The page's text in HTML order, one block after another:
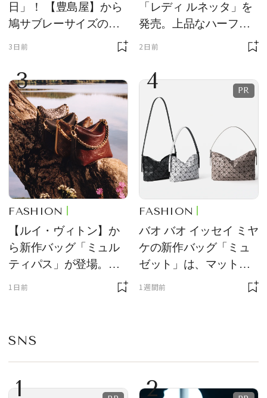
日」！ 【豊島屋】から
鳩サブレーサイズのポ
ーチ「はとっこ」を限
3日前
「レディ ルネッタ」を
発売。上品なハーフム
ーン型がスタイリング
2日前
3
FASHION
【ルイ・ヴィトン】か
ら新作バッグ「ミュル
ティパス」が登場。ミ
ニサイズもラインナッ
1日前
4
FASHION
バオ バオ イッセイ ミヤ
ケの新作バッグ「ミュ
ゼット」は、マットな
1週間前
SNS
1 2